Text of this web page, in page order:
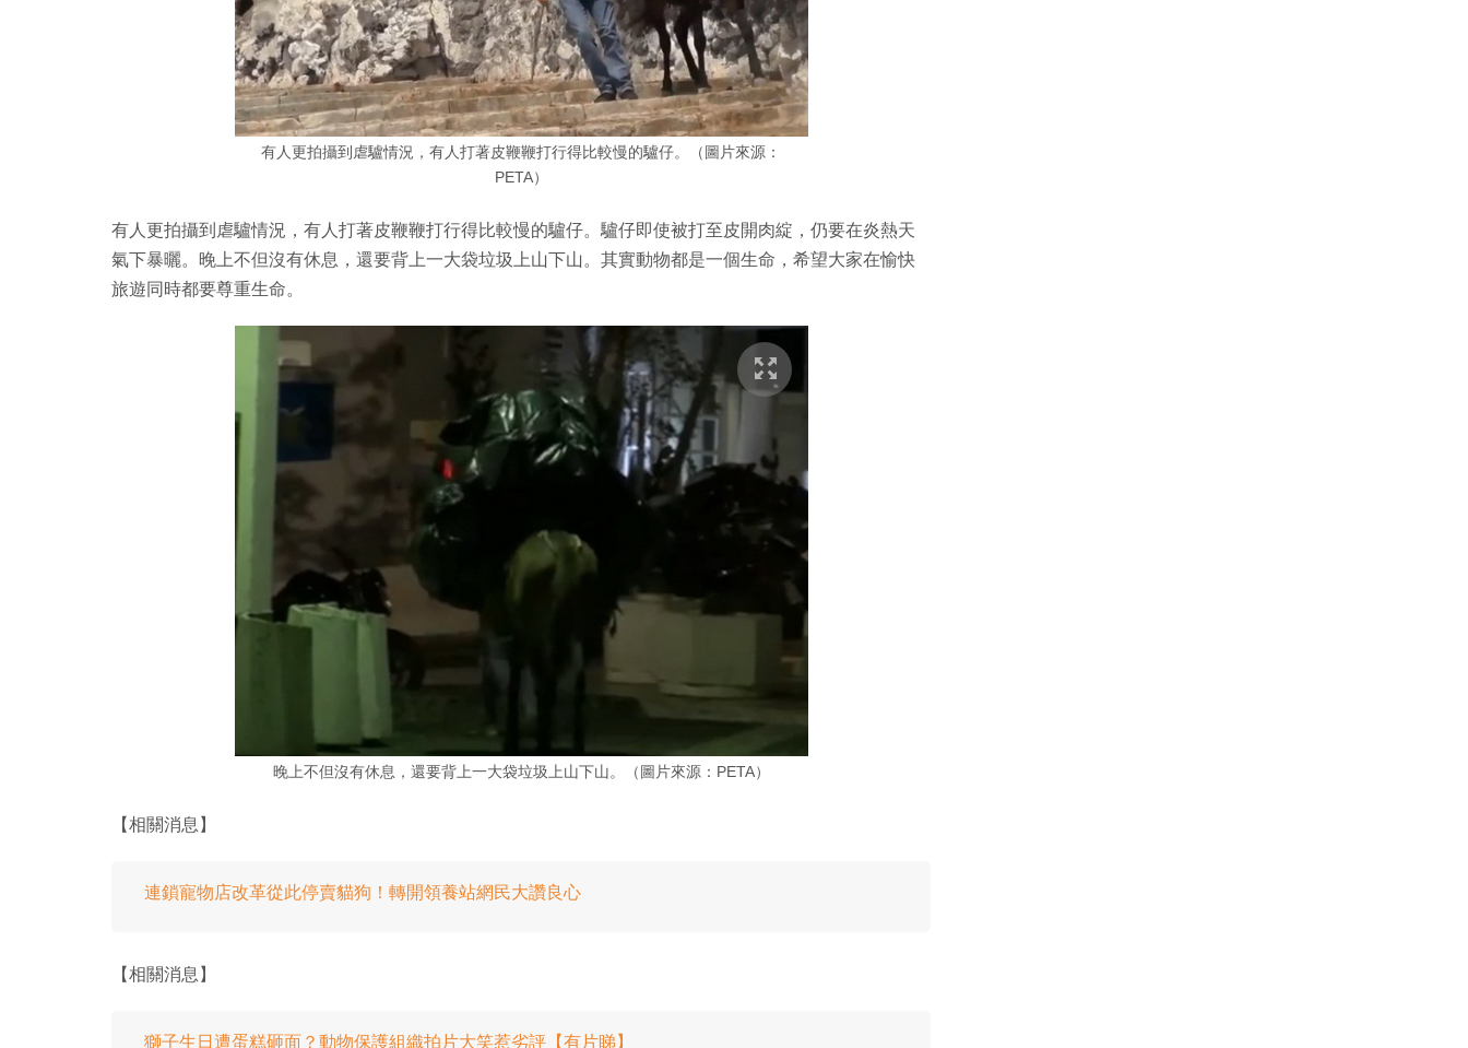
有人更拍攝到虐驢情況，有人打著皮鞭鞭打行得比較慢的驢仔。（圖片來源：
PETA）
有人更拍攝到虐驢情況，有人打著皮鞭鞭打行得比較慢的驢仔。驢仔即使被打至皮開肉綻，仍要在炎熱天
氣下暴曬。晚上不但沒有休息，還要背上一大袋垃圾上山下山。其實動物都是一個生命，希望大家在愉快
旅遊同時都要尊重生命。
晚上不但沒有休息，還要背上一大袋垃圾上山下山。（圖片來源：PETA）
【相關消息】
連鎖寵物店改革從此停賣貓狗！轉開領養站網民大讚良心
【相關消息】
獅子生日遭蛋糕砸面？動物保護組織拍片大笑惹劣評【有片睇】